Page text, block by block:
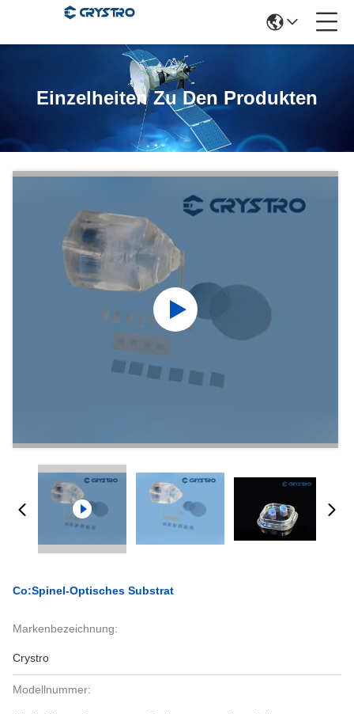
Einzelheiten Zu Den Produkten
Co:Spinel-Optisches Substrat
Markenbezeichnung:
Crystro
Modellnummer: